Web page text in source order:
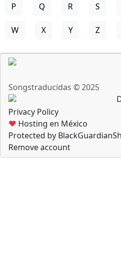
P Q R S
W X Y Z
Songstraducidas © 2025
Privacy Policy
♥ Hosting en México
Protected by
Remove account